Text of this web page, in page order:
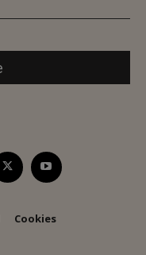
Cookies